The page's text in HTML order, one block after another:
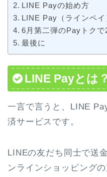
LINE Payの始め方
LINE Pay（ラインペ
6月第二弾のPayトクで
最後に
LINE Payとは？
一言で言うと、LINE
済サービス です。
LINEの友だち同士で送
ンラインショッピング